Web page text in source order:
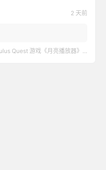
2 天前
Quest 游戏《月亮播放器》Moon VR Video Player